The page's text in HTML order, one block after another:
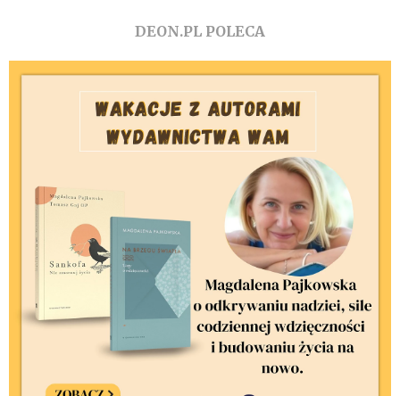
DEON.PL POLECA